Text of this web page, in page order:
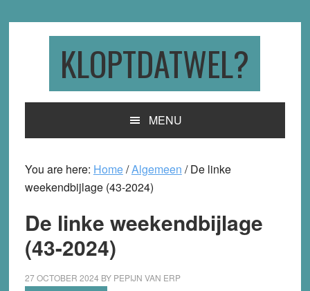
KLOPTDATWEL?
MENU
You are here: Home/Algemeen /De linke
weekendbijlage (43-2024)
De linke weekendbijlage
(43-2024)
27 OCTOBER 2024 BY PEPIJN VAN ERP